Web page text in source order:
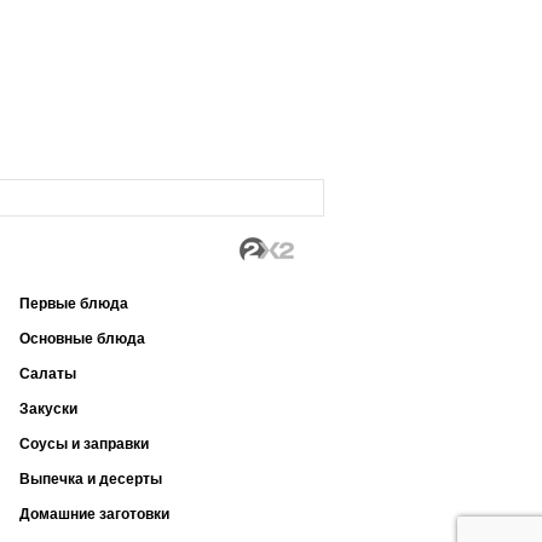
Первые блюда
Основные блюда
Салаты
Закуски
Соусы и заправки
Выпечка и десерты
Домашние заготовки